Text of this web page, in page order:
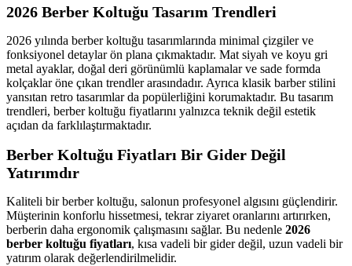
2026 Berber Koltuğu Tasarım Trendleri
2026 yılında berber koltuğu tasarımlarında minimal çizgiler ve
fonksiyonel detaylar ön plana çıkmaktadır. Mat siyah ve koyu gri
metal ayaklar, doğal deri görünümlü kaplamalar ve sade formda
kolçaklar öne çıkan trendler arasındadır. Ayrıca klasik barber stilini
yansıtan retro tasarımlar da popülerliğini korumaktadır. Bu tasarım
trendleri, berber koltuğu fiyatlarını yalnızca teknik değil estetik
açıdan da farklılaştırmaktadır.
Berber Koltuğu Fiyatları Bir Gider Değil
Yatırımdır
Kaliteli bir berber koltuğu, salonun profesyonel algısını güçlendirir.
Müşterinin konforlu hissetmesi, tekrar ziyaret oranlarını artırırken,
berberin daha ergonomik çalışmasını sağlar. Bu nedenle 2026
berber koltuğu fiyatları, kısa vadeli bir gider değil, uzun vadeli bir
yatırım olarak değerlendirilmelidir.